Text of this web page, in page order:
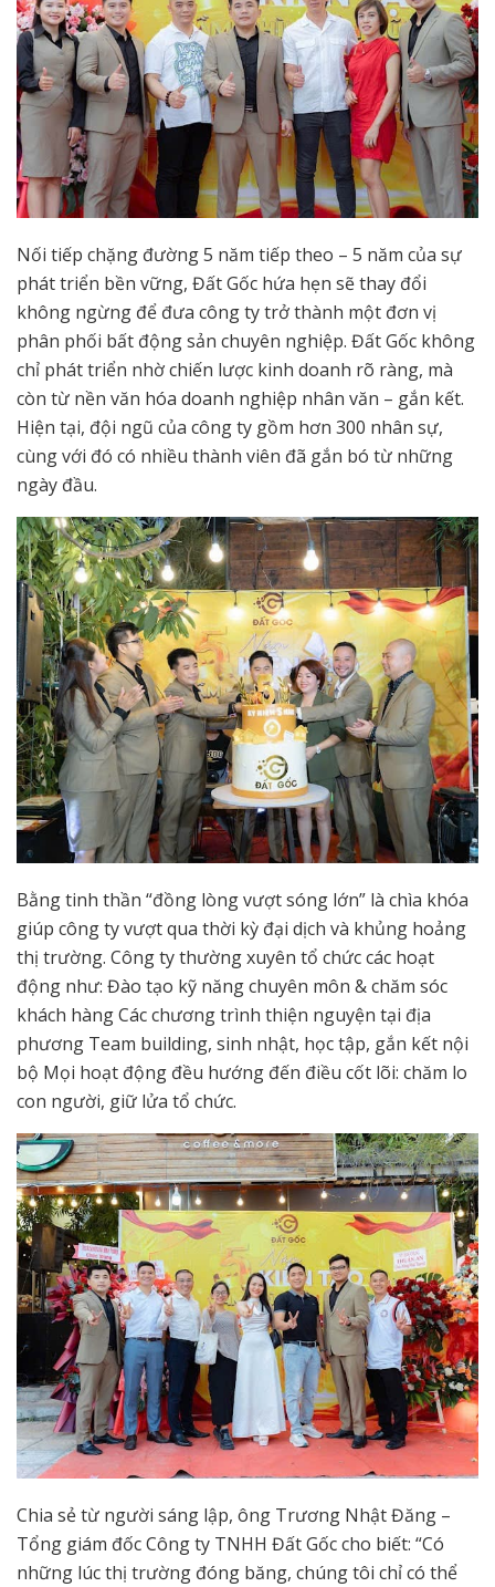
Nối tiếp chặng đường 5 năm tiếp theo – 5 năm của sự
phát triển bền vững, Đất Gốc hứa hẹn sẽ thay đổi
không ngừng để đưa công ty trở thành một đơn vị
phân phối bất động sản chuyên nghiệp. Đất Gốc không
chỉ phát triển nhờ chiến lược kinh doanh rõ ràng, mà
còn từ nền văn hóa doanh nghiệp nhân văn – gắn kết.
Hiện tại, đội ngũ của công ty gồm hơn 300 nhân sự,
cùng với đó có nhiều thành viên đã gắn bó từ những
ngày đầu.
Bằng tinh thần “đồng lòng vượt sóng lớn” là chìa khóa
giúp công ty vượt qua thời kỳ đại dịch và khủng hoảng
thị trường. Công ty thường xuyên tổ chức các hoạt
động như: Đào tạo kỹ năng chuyên môn & chăm sóc
khách hàng Các chương trình thiện nguyện tại địa
phương Team building, sinh nhật, học tập, gắn kết nội
bộ Mọi hoạt động đều hướng đến điều cốt lõi: chăm lo
con người, giữ lửa tổ chức.
Chia sẻ từ người sáng lập, ông Trương Nhật Đăng –
Tổng giám đốc Công ty TNHH Đất Gốc cho biết: “Có
những lúc thị trường đóng băng, chúng tôi chỉ có thể